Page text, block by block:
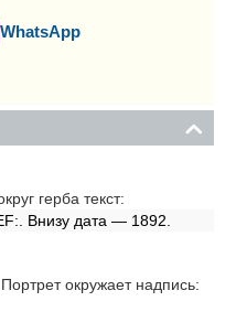
WhatsApp
герба текст:
Внизу дата — 1892.
окружает надпись: